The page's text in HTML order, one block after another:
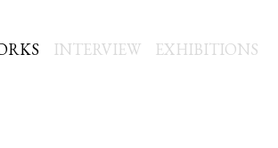
INTERVIEW EXHIBITIONS